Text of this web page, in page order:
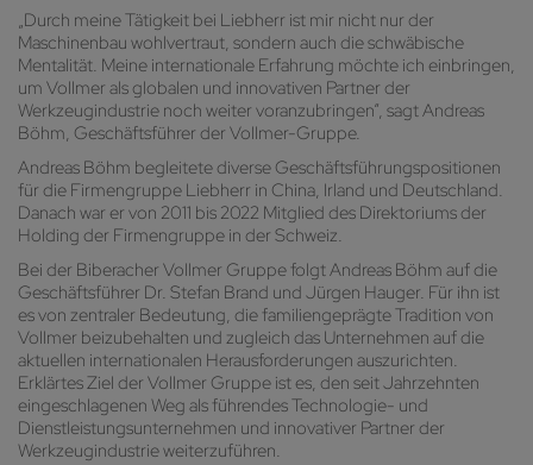
„Durch meine Tätigkeit bei Liebherr ist mir nicht nur der
Maschinenbau wohlvertraut, sondern auch die schwäbische
Mentalität. Meine internationale Erfahrung möchte ich einbringen,
um Vollmer als globalen und innovativen Partner der
Werkzeugindustrie noch weiter voranzubringen“, sagt Andreas
Böhm, Geschäftsführer der Vollmer-Gruppe.
Andreas Böhm begleitete diverse Geschäftsführungspositionen
für die Firmengruppe Liebherr in China, Irland und Deutschland.
Danach war er von 2011 bis 2022 Mitglied des Direktoriums der
Holding der Firmengruppe in der Schweiz.
Bei der Biberacher Vollmer Gruppe folgt Andreas Böhm auf die
Geschäftsführer Dr. Stefan Brand und Jürgen Hauger. Für ihn ist
es von zentraler Bedeutung, die familiengeprägte Tradition von
Vollmer beizubehalten und zugleich das Unternehmen auf die
aktuellen internationalen Herausforderungen auszurichten.
Erklärtes Ziel der Vollmer Gruppe ist es, den seit Jahrzehnten
eingeschlagenen Weg als führendes Technologie- und
Dienstleistungsunternehmen und innovativer Partner der
Werkzeugindustrie weiterzuführen.